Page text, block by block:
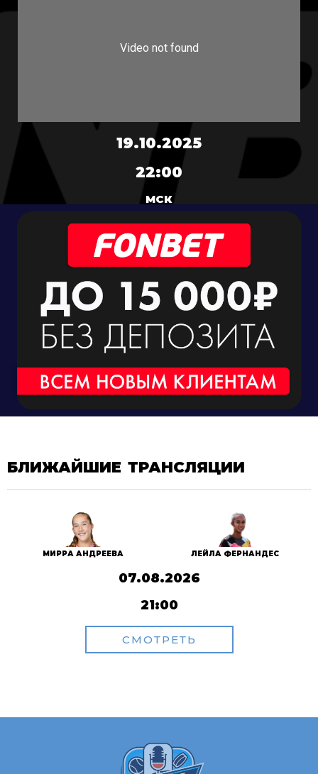
19.10.2025
22:00
МСК
БЛИЖАЙШИЕ ТРАНСЛЯЦИИ
МИРРА АНДРЕЕВА ЛЕЙЛА ФЕРНАНДЕС
07.08.2026
21:00
СМОТРЕТЬ